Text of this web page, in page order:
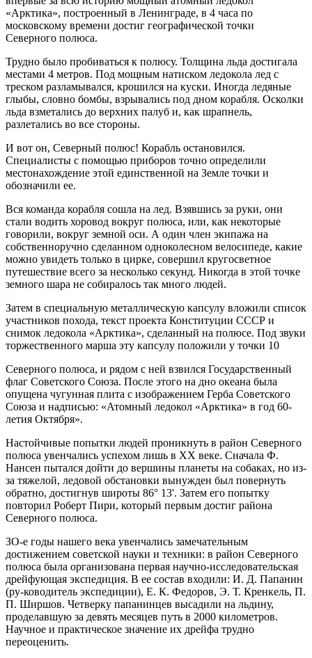
«Арктика», построенный в Ленинграде, в 4 часа по
московскому времени достиг географической точки
Северного полюса.
Трудно было пробиваться к полюсу. Толщина льда достигала
местами 4 метров. Под мощным натиском ледокола лед с
треском разламывался, крошился на куски. Иногда ледяные
глыбы, словно бомбы, взрывались под дном корабля. Осколки
льда взметались до верхних палуб и, как шрапнель,
разлетались во все стороны.
И вот он, Северный полюс! Корабль остановился.
Специалисты с помощью приборов точно определили
местонахождение этой единственной на Земле точки и
обозначили ее.
Вся команда корабля сошла на лед. Взявшись за руки, они
стали водить хоровод вокруг полюса, или, как некоторые
говорили, вокруг земной оси. А один член экипажа на
собственноручно сделанном одноколесном велосипеде, какие
можно увидеть только в цирке, совершил кругосветное
путешествие всего за несколько секунд. Никогда в этой точке
земного шара не собиралось так много людей.
Затем в специальную металлическую капсулу вложили список
участников похода, текст проекта Конституции СССР и
снимок ледокола «Арктика», сделанный на полюсе. Под звуки
торжественного марша эту капсулу положили у точки 10
Северного полюса, и рядом с ней взвился Государственный
флаг Советского Союза. После этого на дно океана была
опущена чугунная плита с изображением Герба Советского
Союза и надписью: «Атомный ледокол «Арктика» в год 60-
летия Октября».
Настойчивые попытки людей проникнуть в район Северного
полюса увенчались успехом лишь в XX веке. Сначала Ф.
Нансен пытался дойти до вершины планеты на собаках, но из-
за тяжелой, ледовой обстановки вынужден был повернуть
обратно, достигнув широты 86° 13'. Затем его попытку
повторил Роберт Пири, который первым достиг района
Северного полюса.
ЗО-е годы нашего века увенчались замечательным
достижением советской науки и техники: в район Северного
полюса была организована первая научно-исследовательская
дрейфующая экспедиция. В ее состав входили: И. Д. Папанин
(ру-ководитель экспедиции), Е. К. Федоров, Э. Т. Кренкель, П.
П. Ширшов. Четверку папанинцев высадили на льдину,
проделавшую за девять месяцев путь в 2000 километров.
Научное и практическое значение их дрейфа трудно
переоценить.